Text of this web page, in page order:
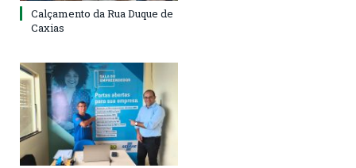
Calçamento da Rua Duque de
Caxias